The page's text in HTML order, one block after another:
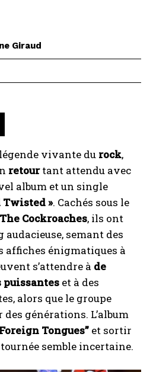
Giraud
vivante du rock,
retourtant attendu avec
album et un single
Twisted ». Cachés sous le
The Cockroaches, ils ont
semant des
affiches énigmatiques à
s’attendre à de
et à des
alors que le groupe
générations. L’album
Tongues” et sortir
semble incertaine.